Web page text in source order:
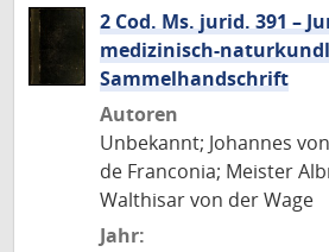
2 Cod. Ms. jurid. 391 –
medizinisch-
Sammelhandschrift
Autoren
Unbekannt; Johannes
de Franconia; Meister
Walthisar von der Wage
Jahr: